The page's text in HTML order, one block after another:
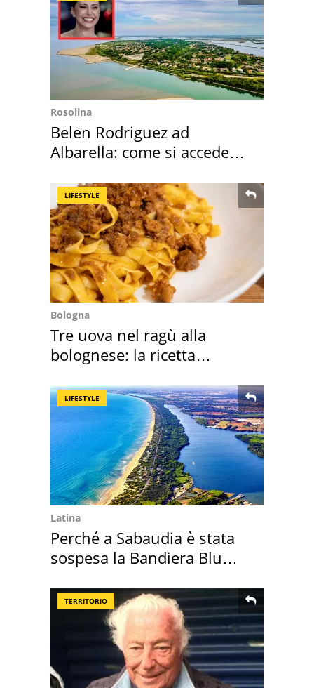
Rosolina
Belen Rodriguez ad
Albarella: come si accede
LIFESTYLE
Bologna
Tre uova nel ragù alla
bolognese: la ricetta
LIFESTYLE
Latina
Perché a Sabaudia è stata
sospesa la Bandiera Blu
TERRITORIO